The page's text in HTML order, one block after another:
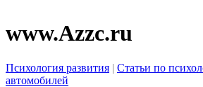
www.Azzc.ru
Психология развития | Статьи по
автомобилей